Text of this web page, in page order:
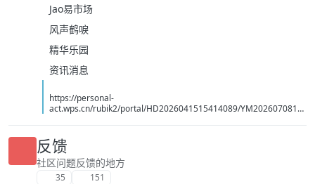
Jao易市场
风声鹤唳
精华乐园
资讯消息
https://personal-
act.wps.cn/rubik2/portal/HD2026041515414089/YM2026070814
反馈
社区问题反馈的地方
35 151